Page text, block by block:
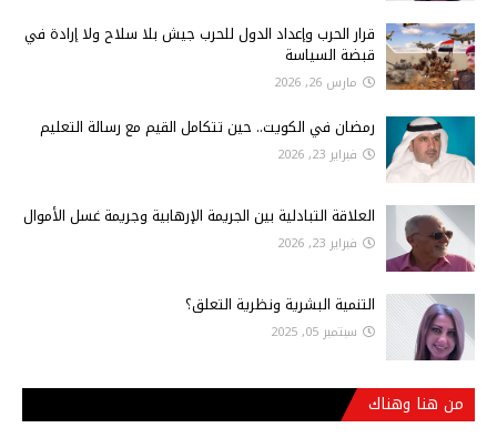
قرار الحرب وإعداد الدول للحرب جيش بلا سلاح ولا إرادة في
قبضة السياسة
مارس 26, 2026
رمضان في الكويت.. حين تتكامل القيم مع رسالة التعليم
فبراير 23, 2026
العلاقة التبادلية بين الجريمة الإرهابية وجريمة غسل الأموال
فبراير 23, 2026
التنمية البشرية ونظرية التعلق؟
سبتمبر 05, 2025
من هنا وهناك